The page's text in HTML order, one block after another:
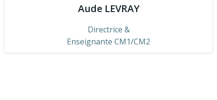
Aude LEVRAY
Directrice &
Enseignante CM1/CM2